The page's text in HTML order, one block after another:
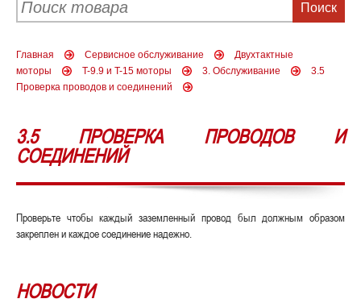
Главная Сервисное обслуживание
Двухтактные
моторы
T-9.9 и T-15 моторы 3. Обслуживание
3.5
Проверка проводов и соединений
3.5 ПРОВЕРКА ПРОВОДОВ И
СОЕДИНЕНИЙ
Проверьте чтобы каждый заземленный провод был должным образом
закреплен и каждое соединение надежно.
НОВОСТИ